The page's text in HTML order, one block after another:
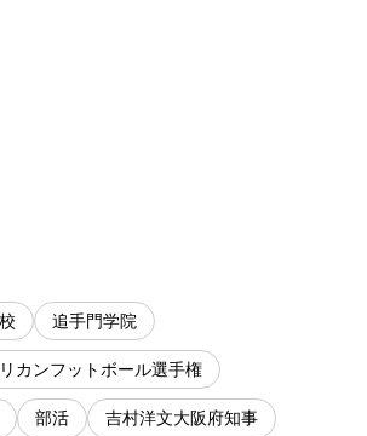
追手門学院
カンフットボール選手権
部活 吉村洋文大阪府知事